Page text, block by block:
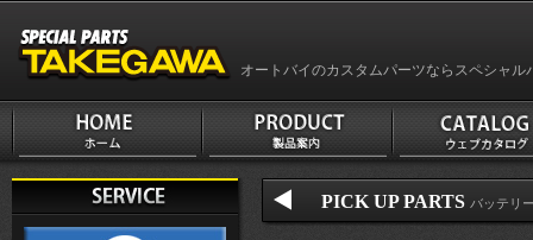
オートバイのカスタムパーツならスペシャル
PICK UP PARTS バッテリ